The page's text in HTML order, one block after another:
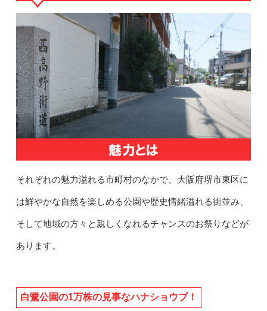
それぞれの魅力溢れる市町村のなかで、大阪府堺市東区に
は鮮やかな自然を楽しめる公園や歴史情緒溢れる街並み、
そして地域の方々と親しくなれるチャンスのお祭りなどが
あります。
白鷺公園の1万株の見事なハナショウブ！